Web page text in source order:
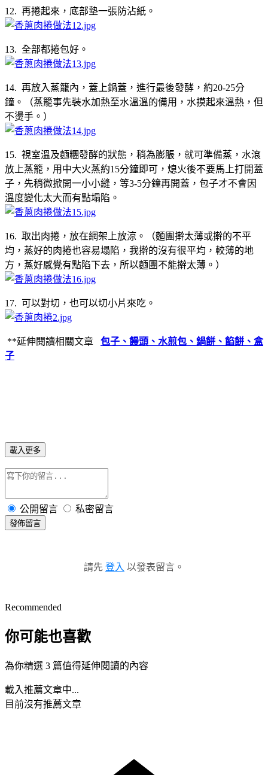
12. 再捲起來，底部墊一張防沾紙。
13. 全部都捲包好。
14. 再放入蒸籠內，蓋上鍋蓋，進行最後發酵，約20-25分
鐘。（蒸籠事先裝水加熱至水溫溫的備用，水摸起來溫熱，但
不燙手。）
15. 視室溫及麵糰發酵的狀態，稍為膨脹，就可準備蒸，水滾
放上蒸籠，用中大火蒸約15分鐘即可，熄火後不要馬上打開蓋
子，先稍微掀開一小小縫，等3-5分鐘再開蓋，包子才不會因
溫度變化太大而有點塌陷。
16. 取出肉捲，放在網架上放涼。（麵團擀太薄或擀的不平
均，蒸好的肉捲也容易塌陷，我擀的沒有很平均，較薄的地
方，蒸好感覺有點陷下去，所以麵團不能擀太薄。）
17. 可以對切，也可以切小片來吃。
**延伸閱讀相關文章 包子、饅頭、水煎包、鍋餅、餡餅、盒
子
載入更多
公開留言 私密留言
發佈留言
請先 登入 以發表留言。
Recommended
你可能也喜歡
為你精選 3 篇值得延伸閱讀的內容
載入推薦文章中...
目前沒有推薦文章